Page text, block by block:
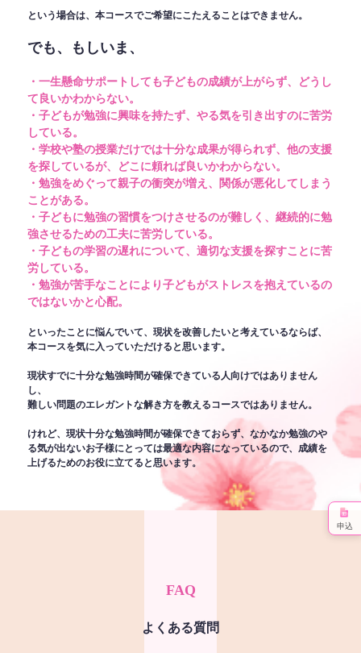
という場合は、本コースでご希望にこたえることはできません。
でも、もしいま、
・一生懸命サポートしても子どもの成績が上がらず、どうし
て良いかわからない。
・子どもが勉強に興味を持たず、やる気を引き出すのに苦労
している。
・学校や塾の授業だけでは十分な成果が得られず、他の支援
を探しているが、どこに頼れば良いかわからない。
・勉強をめぐって親子の衝突が増え、関係が悪化してしまう
ことがある。
・子どもに勉強の習慣をつけさせるのが難しく、継続的に勉
強させるための工夫に苦労している。
・子どもの学習の遅れについて、適切な支援を探すことに苦
労している。
・勉強が苦手なことにより子どもがストレスを抱えているの
ではないかと心配。
といったことに悩んでいて、現状を改善したいと考えているならば、
本コースを気に入っていただけると思います。
現状すでに十分な勉強時間が確保できている人向けではありません
し、
難しい問題のエレガントな解き方を教えるコースではありません。
けれど、現状十分な勉強時間が確保できておらず、なかなか勉強のや
る気が出ないお子様にとっては最適な内容になっているので、成績を
上げるためのお役に立てると思います。
FAQ
よくある質問
申込